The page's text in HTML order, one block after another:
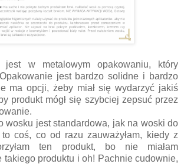
jest w metalowym opakowaniu, który
jest bardzo solidne i bardzo
ma opcji, żeby miał się wydarzyć jakiś
produkt mógł się szybciej zepsuć przez
wosku jest standardowa, jak na woski do
coś, co od razu zauważyłam, kiedy z
ten produkt, bo nie miałam
takiego produktu i oh! Pachnie cudownie,